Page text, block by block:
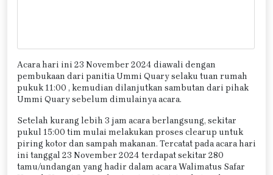
Acara hari ini 23 November 2024 diawali dengan
pembukaan dari panitia Ummi Quary selaku tuan rumah
pukuk 11:00 , kemudian dilanjutkan sambutan dari pihak
Ummi Quary sebelum dimulainya acara.
Setelah kurang lebih 3 jam acara berlangsung, sekitar
pukul 15:00 tim mulai melakukan proses clearup untuk
piring kotor dan sampah makanan. Tercatat pada acara hari
ini tanggal 23 November 2024 terdapat sekitar 280
tamu/undangan yang hadir dalam acara Walimatus Safar